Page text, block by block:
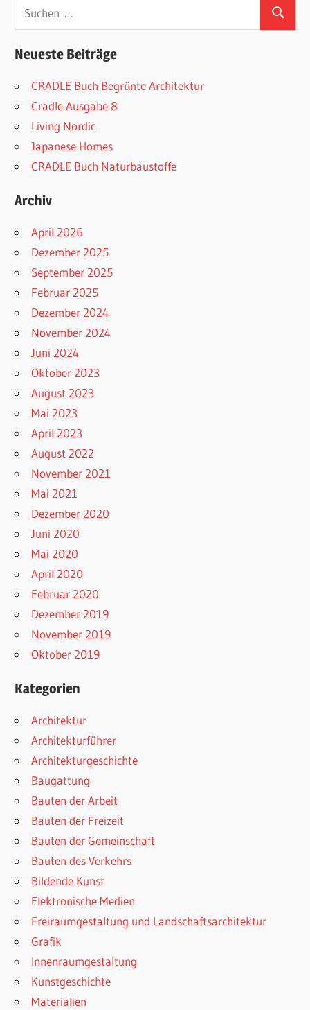
Suchen
Neueste Beiträge
CRADLE Buch Begrünte Architektur
Cradle Ausgabe 8
Living Nordic
Japanese Homes
CRADLE Buch Naturbaustoffe
Archiv
April 2026
Dezember 2025
September 2025
Februar 2025
Dezember 2024
November 2024
Juni 2024
Oktober 2023
August 2023
Mai 2023
April 2023
August 2022
November 2021
Mai 2021
Dezember 2020
Juni 2020
Mai 2020
April 2020
Februar 2020
Dezember 2019
November 2019
Oktober 2019
Kategorien
Architektur
Architekturführer
Architekturgeschichte
Baugattung
Bauten der Arbeit
Bauten der Freizeit
Bauten der Gemeinschaft
Bauten des Verkehrs
Bildende Kunst
Elektronische Medien
Freiraumgestaltung und Landschaftsarchitektur
Grafik
Innenraumgestaltung
Kunstgeschichte
Materialien